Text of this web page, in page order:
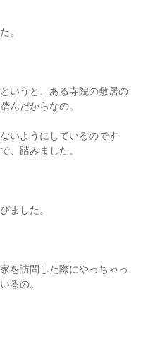
。
いうと、ある寺院の敷居の
んだからなの。
いようにしているのです
、踏みました。
ました。
を訪問した際にやっちゃっ
るの。